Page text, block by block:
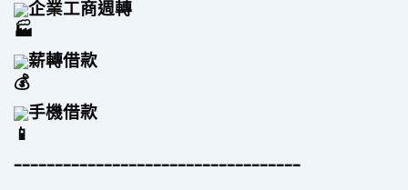
企業工商週轉
薪轉借款
手機借款
–––––––––––––––––––––––––––––––––––